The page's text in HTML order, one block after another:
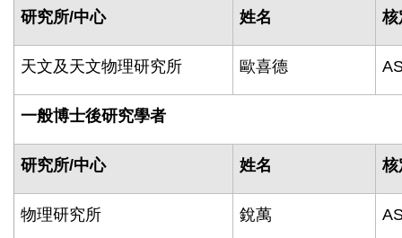
研究所/中心 姓名 核
天文及天文物理研究所 歐喜德
一般博士後研究學者
研究所/中心 姓名 核
物理研究所 銳萬